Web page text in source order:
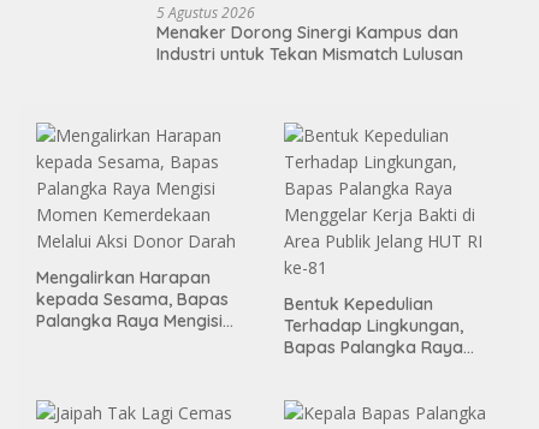
5 Agustus 2026
Menaker Dorong Sinergi Kampus dan
Industri untuk Tekan Mismatch Lulusan
Mengalirkan Harapan
kepada Sesama, Bapas
Palangka Raya Mengisi
Bentuk Kepedulian
Terhadap Lingkungan,
Bapas Palangka Raya
ke-81